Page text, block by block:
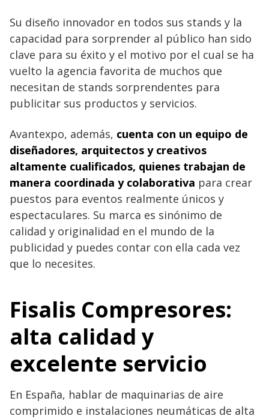
Su diseño innovador en todos sus stands y la
capacidad para sorprender al público han sido
clave para su éxito y el motivo por el cual se ha
vuelto la agencia favorita de muchos que
necesitan de stands sorprendentes para
publicitar sus productos y servicios.
Avantexpo, además, cuenta con un equipo de
diseñadores, arquitectos y creativos
altamente cualificados, quienes trabajan de
manera coordinada y colaborativa para crear
puestos para eventos realmente únicos y
espectaculares. Su marca es sinónimo de
calidad y originalidad en el mundo de la
publicidad y puedes contar con ella cada vez
que lo necesites.
Fisalis Compresores:
alta calidad y
excelente servicio
En España, hablar de maquinarias de aire
comprimido e instalaciones neumáticas de alta